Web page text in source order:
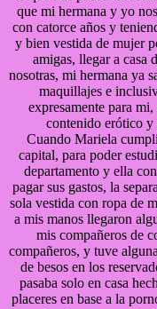
que mi hermana y yo
con catorce años y
y bien vestida de mujer
amigas, llegar a casa
nosotras, mi hermana ya
maquillajes e
expresamente para
contenido erótico y
Cuando Mariela
capital, para poder
departamento y ella
pagar sus gastos, la
sola vestida con ropa de
a mis manos llegaron
mis compañeros de
compañeros, y tuve
de besos en los
pasaba solo en casa
placeres en base a la